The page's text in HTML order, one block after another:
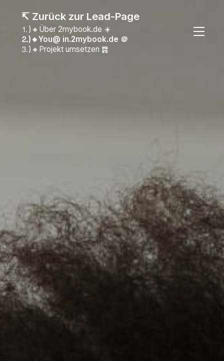
↸ Zurück zur Lead-Page
⒈)🔸Über 2mybook.de ☀️
⒉)🔸You@ in.2mybook.de ＠
⒊)🔸Projekt umsetzen ䷴